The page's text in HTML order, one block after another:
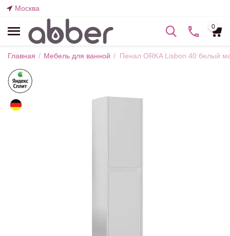
Москва
0
Главная / Мебель для ванной / Пенал ORKA Lisbon 40 белый